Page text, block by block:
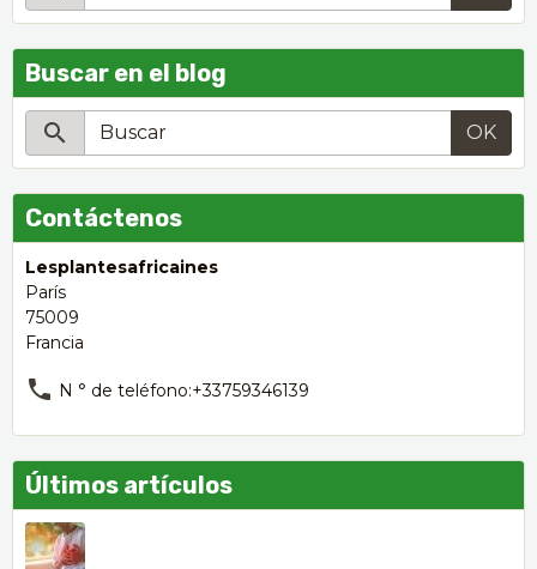
Buscar en el blog
OK
Contáctenos
Lesplantesafricaines
París
75009
Francia
N ° de teléfono:+33759346139
Últimos artículos